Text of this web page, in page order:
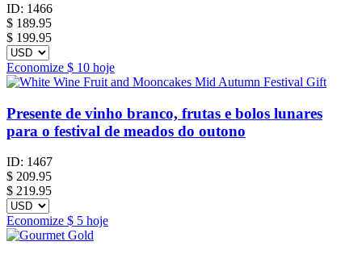
ID: 1466
$ 189.95
$ 199.95
Economize $ 10 hoje
Presente de vinho branco, frutas e bolos lunares
para o festival de meados do outono
ID: 1467
$ 209.95
$ 219.95
Economize $ 5 hoje